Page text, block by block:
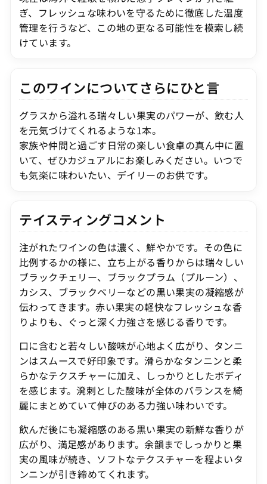
ぎ、フレッシュな味わいを守るために徹底した温度
管理を行うなど、この地の更なる可能性を模索し続
けています。
このワインについてさらにひと言
グラスから溢れる瑞々しい果実のパワーが、飲む人
を元気づけてくれるような1本。
家族や仲間と過ごす日常の楽しい食卓の真ん中に置
いて、ぜひカジュアルにお楽しみください。いつで
も気楽に味わいたい、デイリーのお供です。
テイスティングコメント
注がれたワインの色は濃く、鮮やかです。その色に
比例するかの様に、立ち上がる香りからは瑞々しい
ブラックチェリー、ブラックプラム（プルーン）、
カシス、ブラックベリーなどの黒い果実の凝縮感が
伝わってきます。赤い果実の軽快なフレッシュな香
りよりも、ぐっと深く力強さを感じる香りです。
口に含むと若々しい酸味が心地よく広がり、タンニ
ンはスムースで好印象です。滑らかなタンニンと柔
らかなテクスチャーに加え、しっかりとしたボディ
を感じます。溌剌とした酸味が全体のバランスを綺
麗にまとめていて伸びのある力強い味わいです。
飲んだ後にも凝縮感のある黒い果実の新鮮な香りが
広がり、満足感があります。余韻までしっかりと果
実の風味が続き、ソフトなテクスチャーを程よいタ
ンニンが引き締めてくれます。